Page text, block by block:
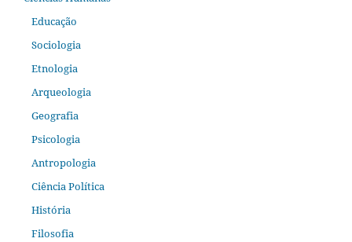
Educação
Sociologia
Etnologia
Arqueologia
Geografia
Psicologia
Antropologia
Ciência Política
História
Filosofia